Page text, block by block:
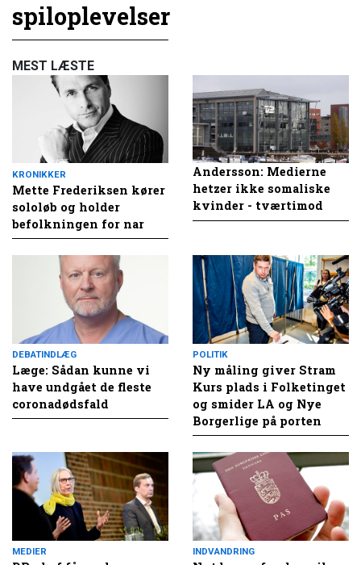
spiloplevelser
MEST LÆSTE
KRONIKKER
Mette Frederiksen kører
sololøb og holder
befolkningen for nar
Andersson: Medierne
hetzer ikke somaliske
kvinder - tværtimod
DEBATINDLÆG
Læge: Sådan kunne vi
have undgået de fleste
coronadødsfald
POLITIK
Ny måling giver Stram
Kurs plads i Folketinget
og smider LA og Nye
Borgerlige på porten
MEDIER INDVANDRING